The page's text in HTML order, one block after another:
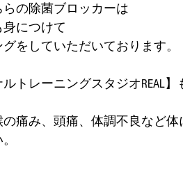
らの除菌ブロッカーは
につけて
グをしていただいております。
ルトレーニングスタジオREAL
痛み、頭痛、体調不良など